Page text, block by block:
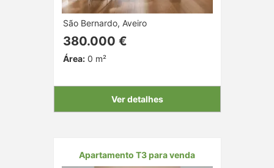
São Bernardo, Aveiro
380.000 €
Área:0 m²
Ver detalhes
Apartamento T3 para venda